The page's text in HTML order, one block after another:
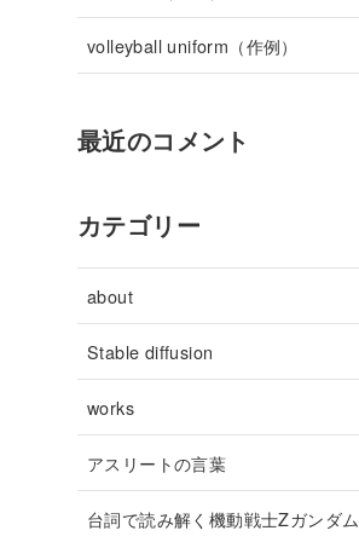
volleyball uniform（作例）
最近のコメント
カテゴリー
about
Stable diffusion
works
アスリートの言葉
台詞で読み解く機動戦士Zガンダム